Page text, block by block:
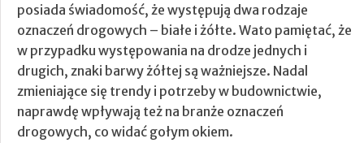
posiada świadomość, że występują dwa rodzaje
oznaczeń drogowych – białe i żółte. Wato pamiętać, że
w przypadku występowania na drodze jednych i
drugich, znaki barwy żółtej są ważniejsze. Nadal
zmieniające się trendy i potrzeby w budownictwie,
naprawdę wpływają też na branże oznaczeń
drogowych, co widać gołym okiem.